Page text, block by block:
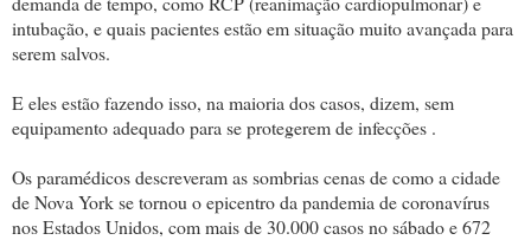
intubação, e quais pacientes estão em situação muito avançada para
serem salvos.
E eles estão fazendo isso, na maioria dos casos, dizem, sem
equipamento adequado para se protegerem de infecções .
Os paramédicos descreveram as sombrias cenas de como a cidade
de Nova York se tornou o epicentro da pandemia de coronavírus
nos Estados Unidos, com mais de 30.000 casos no sábado e 672